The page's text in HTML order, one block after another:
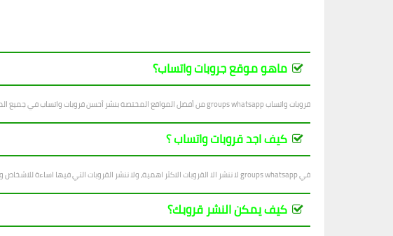
ماهو موقع جروبات واتساب؟
قروبات واتساب groups whatsapp من أفضل المواقع المختصة بنشر أحسن قروبات واتساب في جميع المجالات ، بتجدد يوميا بجديد القروبات المتنوعة.
كيف اجد قروبات واتساب ؟
في groups whatsapp لا ننشر الا القروبات الاكثر اهمية، ولا ننشر القروبات التي فيها اساءة للاشخاص والاديان والانظمة...
كيف يمكن النشر قروبك؟